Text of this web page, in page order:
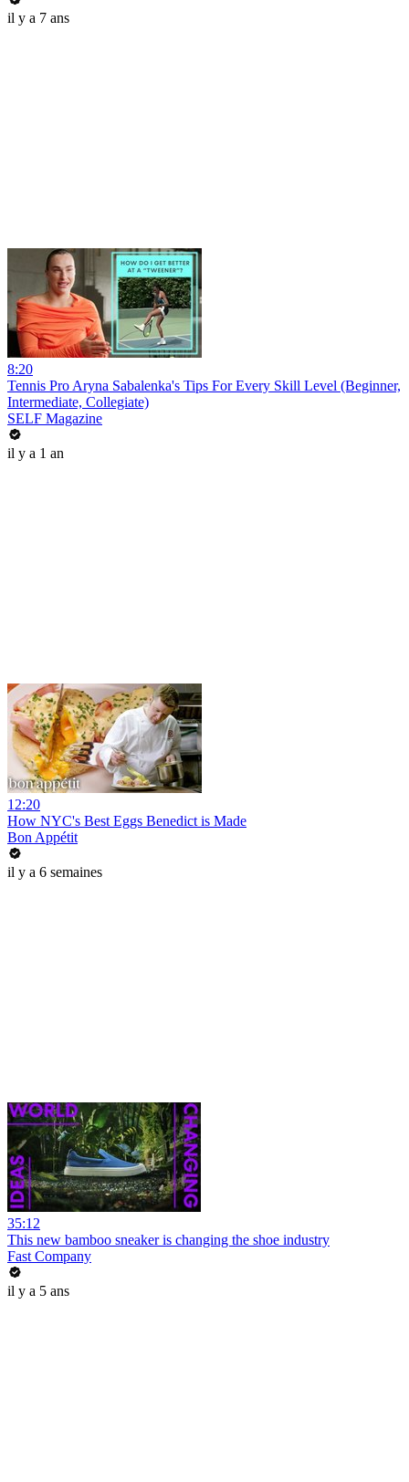
il y a 7 ans
8:20
Tennis Pro Aryna Sabalenka's Tips For Every Skill Level (Beginner,
Intermediate, Collegiate)
SELF Magazine
il y a 1 an
12:20
How NYC's Best Eggs Benedict is Made
Bon Appétit
il y a 6 semaines
35:12
This new bamboo sneaker is changing the shoe industry
Fast Company
il y a 5 ans